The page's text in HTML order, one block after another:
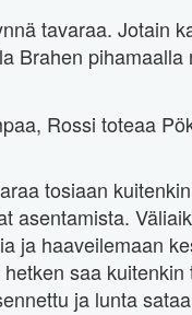
tavaraa. Jotain
Brahen
Rossi toteaa
tosiaan
asentamista.
ja haaveilemaan
saa
ja lunta